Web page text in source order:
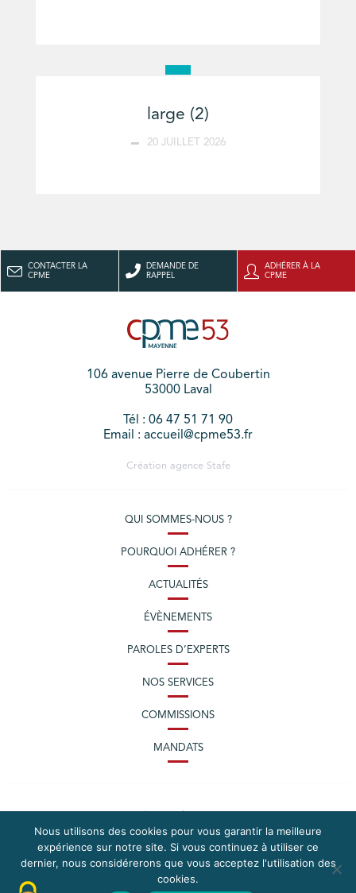
large (2)
20 JUILLET 2026
CONTACTER LA
CPME
DEMANDE DE
RAPPEL
ADHÉRER À LA
CPME
106 avenue Pierre de Coubertin
53000 Laval
Tél : 06 47 51 71 90
Email : accueil@cpme53.fr
Création agence Stafe
QUI SOMMES-NOUS ?
POURQUOI ADHÉRER ?
ACTUALITÉS
ÉVÈNEMENTS
PAROLES D’EXPERTS
NOS SERVICES
COMMISSIONS
MANDATS
Nous utilisons des cookies pour vous garantir la meilleure
expérience sur notre site. Si vous continuez à utiliser ce
dernier, nous considérerons que vous acceptez l'utilisation des
cookies.